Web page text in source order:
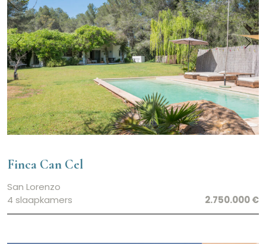
Finca Can Cel
San Lorenzo
4 slaapkamers
2.750.000 €